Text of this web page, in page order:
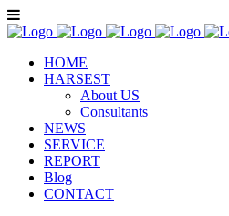
HOME
HARSEST
About US
Consultants
NEWS
SERVICE
REPORT
Blog
CONTACT